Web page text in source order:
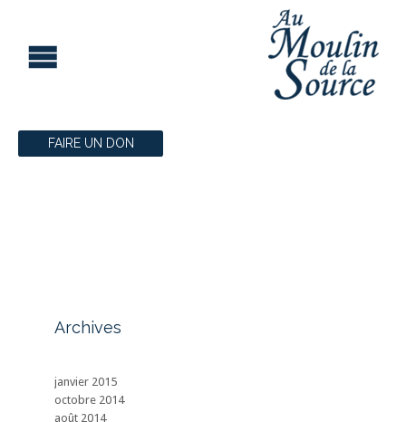
FAIRE UN DON
Archives
janvier 2015
octobre 2014
août 2014